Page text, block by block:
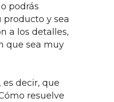
podrás
y sea
a los detalles,
que sea muy
decir, que
resuelve